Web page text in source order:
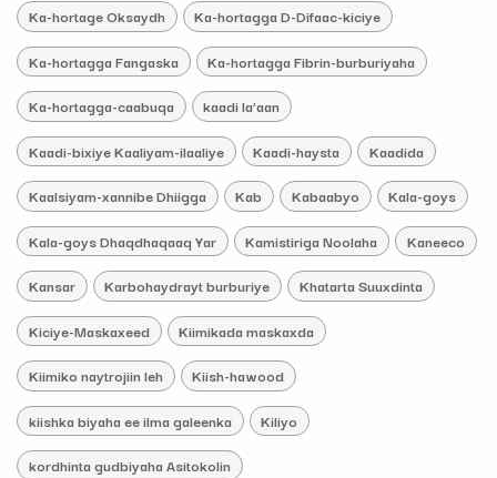
Ka-hortage Oksaydh Ka-hortagga D-Difaac-kiciye
Ka-hortagga Fangaska Ka-hortagga Fibrin-burburiyaha
Ka-hortagga-caabuqa kaadi la’aan
Kaadi-bixiye Kaaliyam-ilaaliye Kaadi-haysta Kaadida
Kaalsiyam-xannibe Dhiigga Kab Kabaabyo Kala-goys
Kala-goys Dhaqdhaqaaq Yar Kamistiriga Noolaha Kaneeco
Kansar Karbohaydrayt burburiye Khatarta Suuxdinta
Kiciye-Maskaxeed Kiimikada maskaxda
Kiimiko naytrojiin leh Kiish-hawood
kiishka biyaha ee ilma galeenka Kiliyo
kordhinta gudbiyaha Asitokolin